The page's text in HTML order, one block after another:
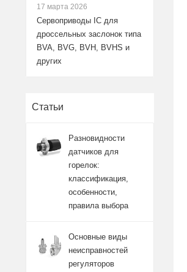
17 марта 2026
Сервоприводы IC для
дроссельных заслонок типа
BVA, BVG, BVH, BVHS и
других
Статьи
Разновидности
датчиков для
горелок:
классификация,
особенности,
правила выбора
Основные виды
неисправностей
регуляторов